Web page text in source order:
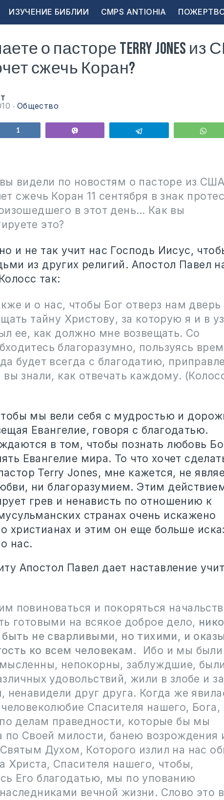
ИЗУЧЕНИЕ БИБЛИИ CMPS ANTIOHIA
о пасторе Terry Jones из
сжечь Коран?
Общество
Поделиться
1
видели по новостям о пасторе из
сжечь Коран 11 сентября в знак
в этот день… Как вы
это?
и не так учит нас Господь Иисус,
из других религий. Апостол Павел
так:
и о нас, чтобы Бог отверз нам дверь
тайну Христову, за которую я и в
ее, как должно мне возвещать. Со
благоразумно, пользуясь
будет всегда с благодатию,
знали, как отвечать каждому.
мы вели себя с мудростью и
Евангелие, говоря с благодатью.
в том, чтобы познать любовь
Евангелие мира. То что хочет
Terry Jones, мне кажется, не
ни благоразумием. Этим
грев и ненависть по отношению к
странах очень искажено
христианах и этим он еще больше
нас.
Апостол Павел дает наставление
повиноваться и покоряться
готовыми на всякое доброе дело,
быть не сварливыми, но тихими, и
ко всем человекам. Ибо и мы были
непокорны, заблуждшие,
удовольствий, жили в злобе и
ненавидели друг друга. Когда же
человеколюбие Спасителя нашего, Бога,
делам праведности, которые бы мы
по Своей милости, банею возрождения
Духом, Которого излил на нас
Христа, Спасителя нашего, чтобы,
Его благодатью, мы по упованию
вечной жизни. Слово это